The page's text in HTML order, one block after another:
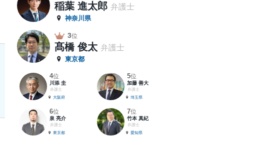
稲葉 進太郎 弁護士
神奈川県
3位
髙橋 俊太 弁護士
東京都
4位
川添 圭
弁護士
大阪府
5位
加藤 善大
弁護士
埼玉県
6位
泉 亮介
弁護士
東京都
7位
竹本 真紀
弁護士
愛知県